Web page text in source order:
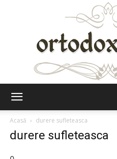
Acasă
durere sufleteasca
durere sufleteasca